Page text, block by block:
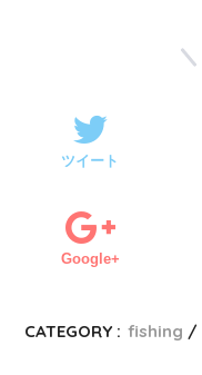
ィ
開
ま
す
ツイート
Google+
CATEGORY : fishing